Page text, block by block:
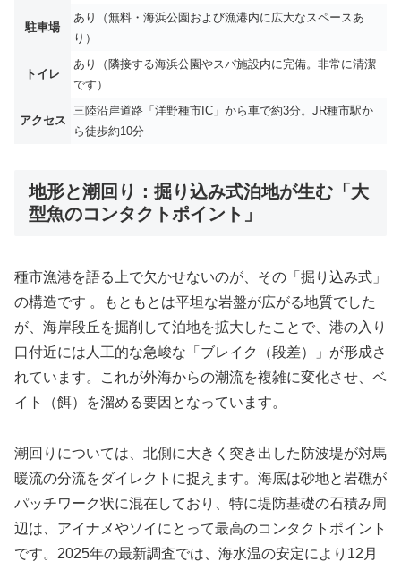
駐車場
あり（無料・海浜公園および漁港内に広大なスペースあ
り）
トイレ
あり（隣接する海浜公園やスパ施設内に完備。非常に清潔
です）
アクセス
三陸沿岸道路「洋野種市IC」から車で約3分。JR種市駅か
ら徒歩約10分
地形と潮回り：掘り込み式泊地が生む「大
型魚のコンタクトポイント」
種市漁港を語る上で欠かせないのが、その「掘り込み式」
の構造です 。もともとは平坦な岩盤が広がる地質でした
が、海岸段丘を掘削して泊地を拡大したことで、港の入り
口付近には人工的な急峻な「ブレイク（段差）」が形成さ
れています。これが外海からの潮流を複雑に変化させ、ベ
イト（餌）を溜める要因となっています。
潮回りについては、北側に大きく突き出した防波堤が対馬
暖流の分流をダイレクトに捉えます。海底は砂地と岩礁が
パッチワーク状に混在しており、特に堤防基礎の石積み周
辺は、アイナメやソイにとって最高のコンタクトポイント
です。2025年の最新調査では、海水温の安定により12月